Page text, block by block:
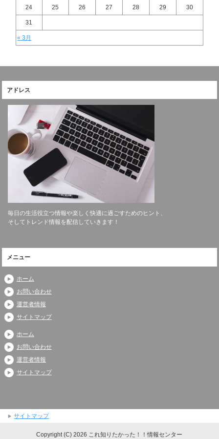
« 3月
24 25 26 27 28 29 30
31
アドレス
毎日の生活役立つ情報や楽しく快適に過ごすためのヒント、
そしてトレンド情報を配信していきます！
メニュー
ホーム
お問い合わせ
運営者情報
サイトマップ
ホーム
お問い合わせ
運営者情報
サイトマップ
サイトマップ
Copyright (C) 2026 これ知りたかった！！情報センター